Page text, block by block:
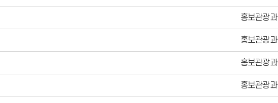
홍보관광과
홍보관광과
홍보관광과
홍보관광과